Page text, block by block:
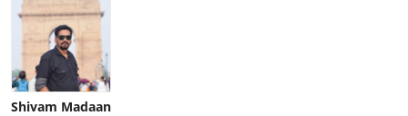
Shivam Madaan